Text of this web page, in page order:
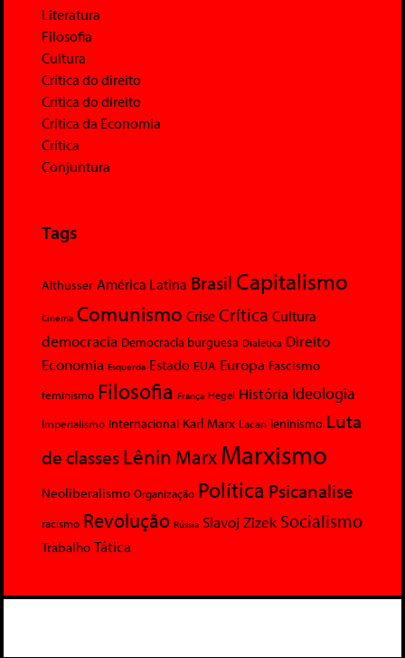
Literatura
Filosofia
Cultura
Crítica do direito
Crítica do direito
Crítica da Economia
Crítica
Conjuntura
Tags
Althusser América Latina Brasil Capitalismo
Cinema Comunismo Crise Crítica Cultura
democracia Democracia burguesa Dialética Direito
Economia Esquerda Estado EUA Europa Fascismo
feminismo Filosofia França Hegel História Ideologia
Imperialismo Internacional Karl Marx Lacan leninismo Luta
de classesLênin MarxMarxismo
Neoliberalismo Organização Política Psicanalise
racismo Revolução Rússia Slavoj Zizek Socialismo
Trabalho Tática